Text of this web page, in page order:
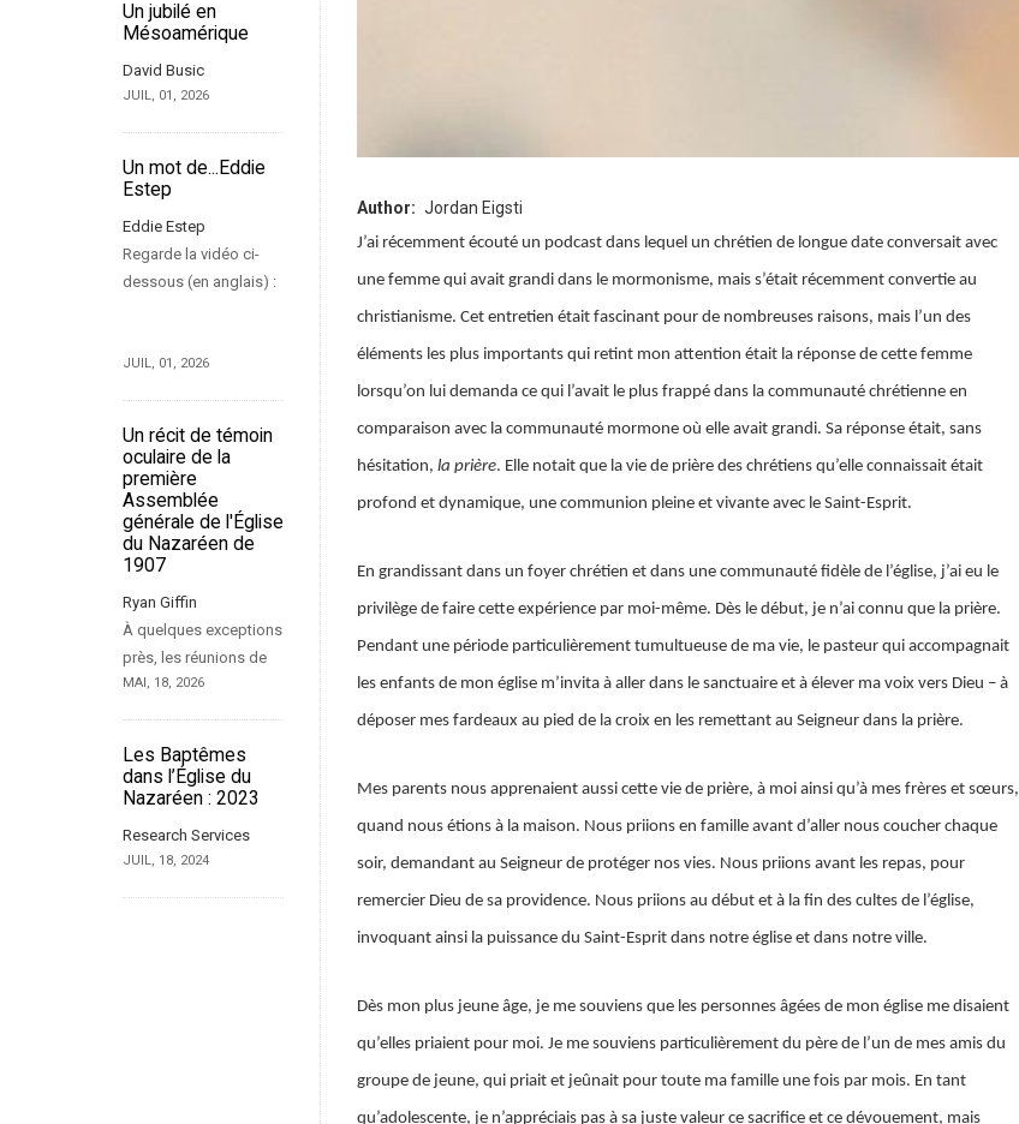
Un jubilé en
Mésoamérique
David Busic
JUIL, 01, 2026
Un mot de...Eddie
Estep
Eddie Estep
Regarde la vidéo ci-
dessous (en anglais) :
JUIL, 01, 2026
Un récit de témoin
oculaire de la
première
Assemblée
générale de l'Église
du Nazaréen de
1907
Ryan Giffin
À quelques exceptions
près, les réunions de
MAI, 18, 2026
Les Baptêmes
dans l’Église du
Nazaréen : 2023
Research Services
JUIL, 18, 2024
Author Jordan Eigsti
J’ai récemment écouté un podcast dans lequel un chrétien de longue date conversait avec
une femme qui avait grandi dans le mormonisme, mais s’était récemment convertie au
christianisme. Cet entretien était fascinant pour de nombreuses raisons, mais l’un des
éléments les plus importants qui retint mon attention était la réponse de cette femme
lorsqu’on lui demanda ce qui l’avait le plus frappé dans la communauté chrétienne en
comparaison avec la communauté mormone où elle avait grandi. Sa réponse était, sans
hésitation, la prière. Elle notait que la vie de prière des chrétiens qu’elle connaissait était
profond et dynamique, une communion pleine et vivante avec le Saint-Esprit.
En grandissant dans un foyer chrétien et dans une communauté fidèle de l’église, j’ai eu le
privilège de faire cette expérience par moi-même. Dès le début, je n’ai connu que la prière.
Pendant une période particulièrement tumultueuse de ma vie, le pasteur qui accompagnait
les enfants de mon église m’invita à aller dans le sanctuaire et à élever ma voix vers Dieu – à
déposer mes fardeaux au pied de la croix en les remettant au Seigneur dans la prière.
Mes parents nous apprenaient aussi cette vie de prière, à moi ainsi qu’à mes frères et sœurs,
quand nous étions à la maison. Nous priions en famille avant d’aller nous coucher chaque
soir, demandant au Seigneur de protéger nos vies. Nous priions avant les repas, pour
remercier Dieu de sa providence. Nous priions au début et à la fin des cultes de l’église,
invoquant ainsi la puissance du Saint-Esprit dans notre église et dans notre ville.
Dès mon plus jeune âge, je me souviens que les personnes âgées de mon église me disaient
qu’elles priaient pour moi. Je me souviens particulièrement du père de l’un de mes amis du
groupe de jeune, qui priait et jeûnait pour toute ma famille une fois par mois. En tant
qu’adolescente, je n’appréciais pas à sa juste valeur ce sacrifice et ce dévouement, mais